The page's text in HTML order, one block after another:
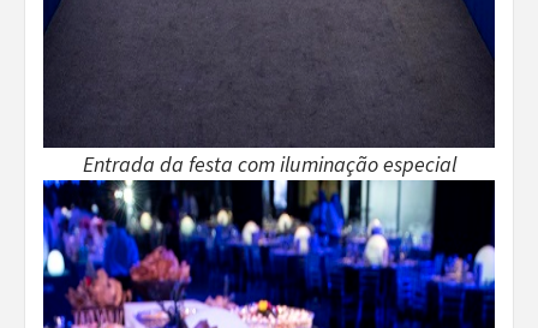
Entrada da festa com iluminação especial